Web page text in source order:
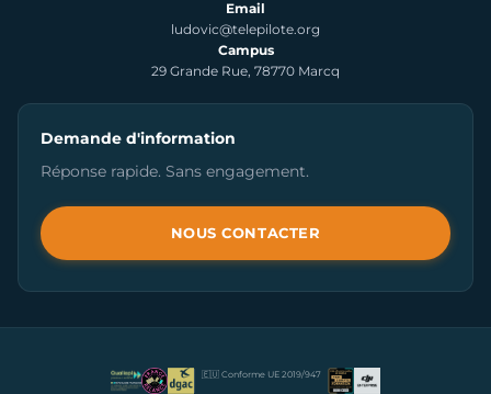
Email
ludovic@telepilote.org
Campus
29 Grande Rue, 78770 Marcq
Demande d'information
Réponse rapide. Sans engagement.
NOUS CONTACTER
🇪🇺 Conforme UE 2019/947